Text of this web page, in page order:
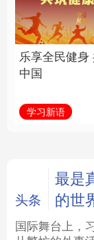
文化
访谈
学术中国
城市
乐享全民健身
中国
学习新语
头条
最是
的世
国际舞台上，